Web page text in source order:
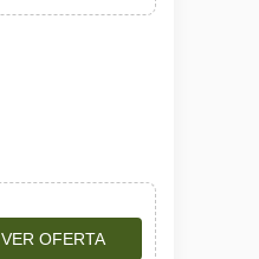
VER OFERTA